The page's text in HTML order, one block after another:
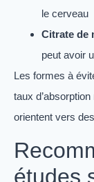
le cerveau
Citrate de
peut avoir
Les formes à
taux
orientent vers
études